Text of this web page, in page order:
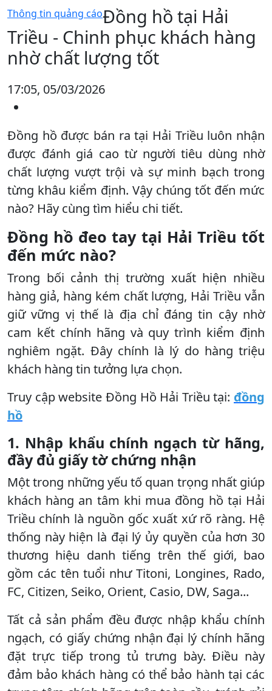
Thông tin quảng cáoĐồng hồ tại Hải
Triều - Chinh phục khách hàng
nhờ chất lượng tốt
17:05, 05/03/2026
Đồng hồ được bán ra tại Hải Triều luôn nhận
được đánh giá cao từ người tiêu dùng nhờ
chất lượng vượt trội và sự minh bạch trong
từng khâu kiểm định. Vậy chúng tốt đến mức
nào? Hãy cùng tìm hiểu chi tiết.
Đồng hồ đeo tay tại Hải Triều tốt
đến mức nào?
Trong bối cảnh thị trường xuất hiện nhiều
hàng giả, hàng kém chất lượng, Hải Triều vẫn
giữ vững vị thế là địa chỉ đáng tin cậy nhờ
cam kết chính hãng và quy trình kiểm định
nghiêm ngặt. Đây chính là lý do hàng triệu
khách hàng tin tưởng lựa chọn.
Truy cập website Đồng Hồ Hải Triều tại: đồng
hồ
1. Nhập khẩu chính ngạch từ hãng,
đầy đủ giấy tờ chứng nhận
Một trong những yếu tố quan trọng nhất giúp
khách hàng an tâm khi mua đồng hồ tại Hải
Triều chính là nguồn gốc xuất xứ rõ ràng. Hệ
thống này hiện là đại lý ủy quyền của hơn 30
thương hiệu danh tiếng trên thế giới, bao
gồm các tên tuổi như Titoni, Longines, Rado,
FC, Citizen, Seiko, Orient, Casio, DW, Saga...
Tất cả sản phẩm đều được nhập khẩu chính
ngạch, có giấy chứng nhận đại lý chính hãng
đặt trực tiếp trong tủ trưng bày. Điều này
đảm bảo khách hàng có thể bảo hành tại các